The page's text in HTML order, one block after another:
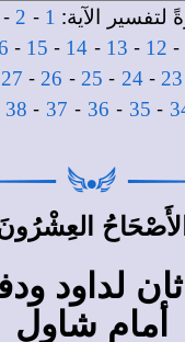
الآية: 1
-
2
-
-
12
-
13
-
14
-
15
-
23
-
24
-
25
-
26
-
27
-
35
-
36
-
37
-
38
لداود
أمام شاول